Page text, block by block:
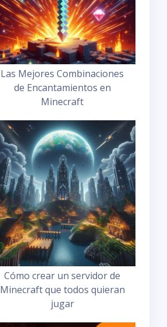
Las Mejores Combinaciones
de Encantamientos en
Minecraft
Cómo crear un servidor de
Minecraft que todos quieran
jugar